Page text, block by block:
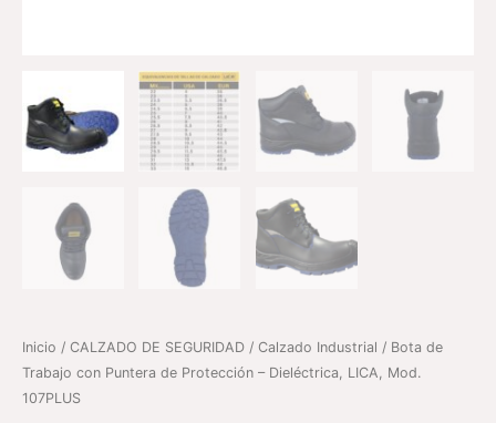
Inicio / CALZADO DE SEGURIDAD / Calzado Industrial / Bota de
Trabajo con Puntera de Protección – Dieléctrica, LICA, Mod.
107PLUS